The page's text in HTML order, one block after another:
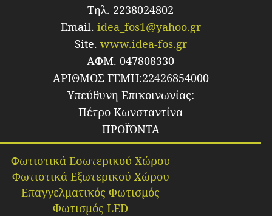
Τηλ. 2238024802
Email. idea_fos1@yahoo.gr
Site. www.idea-fos.gr
ΑΦΜ. 047808330
ΑΡΙΘΜΟΣ ΓΕΜΗ:22426854000
Υπεύθυνη Επικοινωνίας:
Πέτρο Κωνσταντίνα
ΠΡΟΪΌΝΤΑ
Φωτιστικά Εσωτερικού Χώρου
Φωτιστικά Εξωτερικού Χώρου
Επαγγελματικός Φωτισμός
Φωτισμός LED